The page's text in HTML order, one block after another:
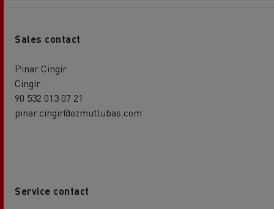
Sales contact
Pinar Cingir
Cingir
90 532 013 07 21
pinar.cingir@ozmutlubas.com
Service contact